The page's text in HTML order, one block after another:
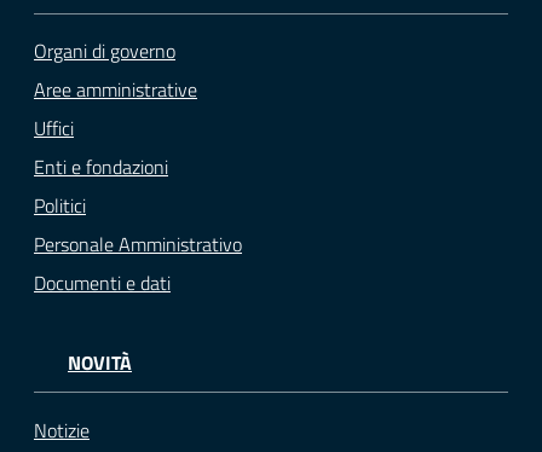
Organi di governo
Aree amministrative
Uffici
Enti e fondazioni
Politici
Personale Amministrativo
Documenti e dati
NOVITÀ
Notizie